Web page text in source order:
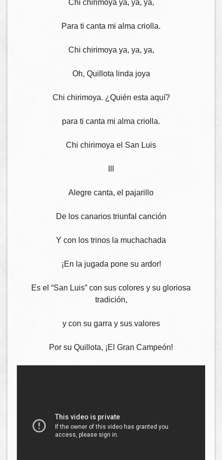
Chi chirimoya ya, ya, ya,
Para ti canta mi alma criolla.
Chi chirimoya ya, ya, ya,
Oh, Quillota linda joya
Chi chirimoya. ¿Quién esta aquí?
para ti canta mi alma criolla.
Chi chirimoya el San Luis
Alegre canta, el pajarillo
De los canarios triunfal canción
Y con los trinos la muchachada
¡En la jugada pone su ardor!
Es el “San Luis” con sus colores y su gloriosa
tradición,
y con su garra y sus valores
Por su Quillota, ¡El Gran Campeón!